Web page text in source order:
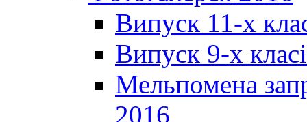
Випуск 11-х
Випуск 9-х
Мельпомена
2016